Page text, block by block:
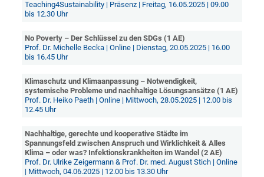
Teaching4Sustainability | Präsenz | Freitag, 16.05.2025 | 09.00
bis 12.30 Uhr
No Poverty – Der Schlüssel zu den SDGs (1 AE)
Prof. Dr. Michelle Becka | Online | Dienstag, 20.05.2025 | 16.00
bis 16.45 Uhr
Klimaschutz und Klimaanpassung – Notwendigkeit,
systemische Probleme und nachhaltige Lösungsansätze (1 AE)
Prof. Dr. Heiko Paeth | Online | Mittwoch, 28.05.2025 | 12.00 bis
12.45 Uhr
Nachhaltige, gerechte und kooperative Städte im
Spannungsfeld zwischen Anspruch und Wirklichkeit & Alles
Klima – oder was? Infektionskrankheiten im Wandel (2 AE)
Prof. Dr. Ulrike Zeigermann & Prof. Dr. med. August Stich | Online
| Mittwoch, 04.06.2025 | 12.00 bis 13.30 Uhr